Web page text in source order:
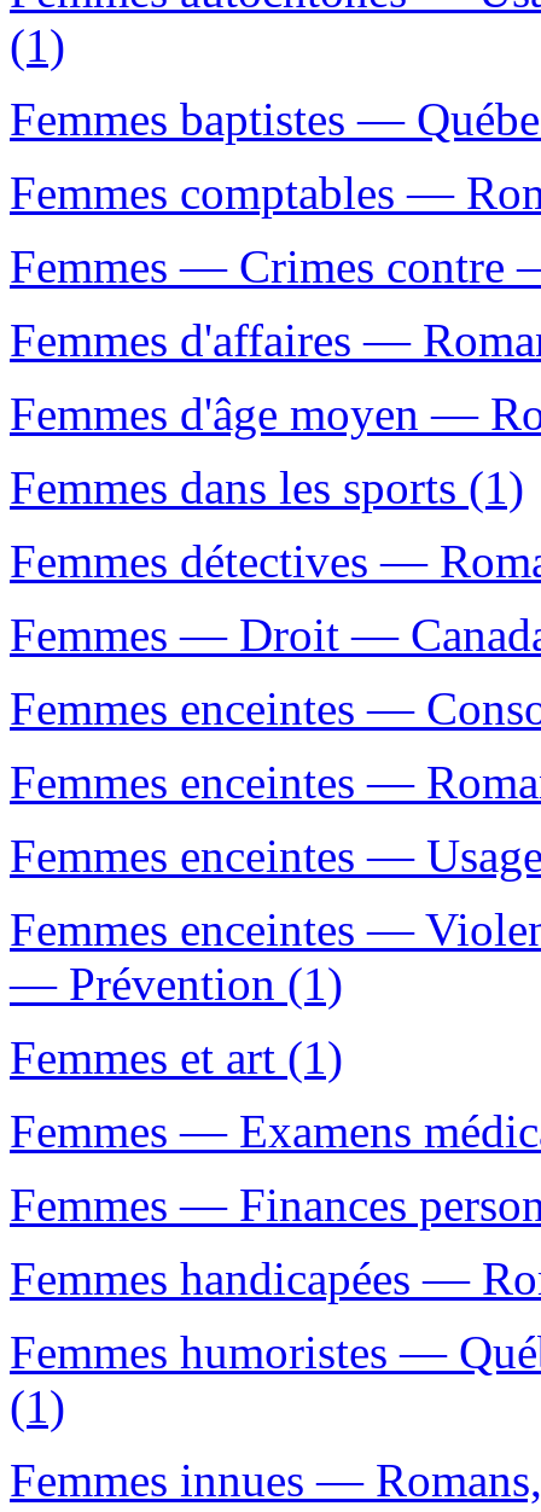
(1)
Femmes baptistes —
Femmes comptables —
Femmes — Crimes contre
Femmes d'affaires —
Femmes d'âge moyen —
Femmes dans les sports (1)
Femmes détectives —
Femmes — Droit —
Femmes enceintes —
Femmes enceintes —
Femmes enceintes —
Femmes enceintes —
— Prévention (1)
Femmes et art (1)
Femmes — Examens
Femmes — Finances
Femmes handicapées —
Femmes humoristes —
(1)
Femmes innues —